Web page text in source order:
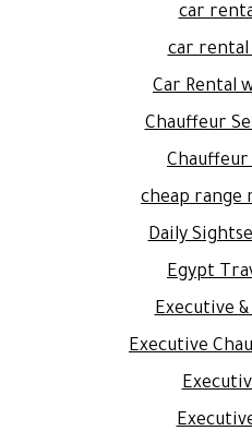
car
car rental
Car Rental
Chauffeur
Chauffeur
cheap range
Daily
Egypt
Executive
Executive